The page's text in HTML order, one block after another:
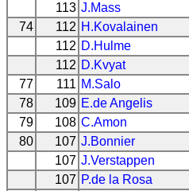
113 J.Mass
74
112 H.Kovalainen
112 D.Hulme
112 D.Kvyat
77
111 M.Salo
78
109 E.de Angelis
79
108 C.Amon
80
107 J.Bonnier
107 J.Verstappen
107 P.de la Rosa